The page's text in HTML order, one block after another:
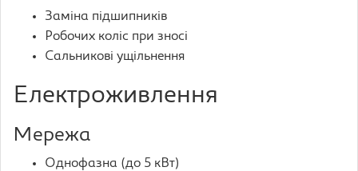
Заміна підшипників
Робочих коліс при зносі
Сальникові ущільнення
Електроживлення
Мережа
Однофазна (до 5 кВт)